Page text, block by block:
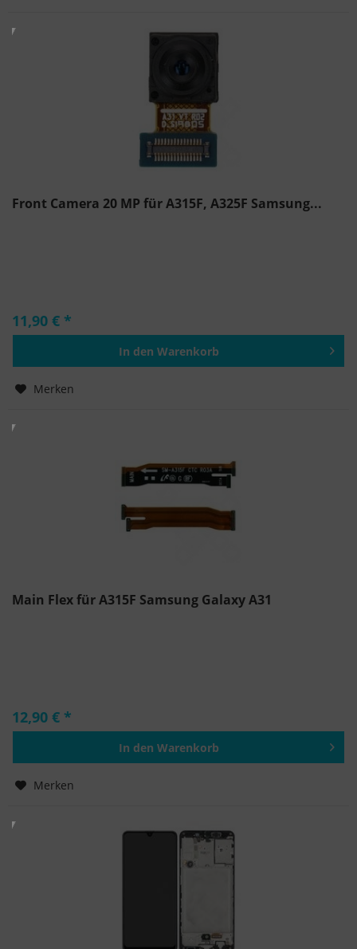
Front Camera 20 MP für A315F, A325F Samsung...
11,90 € *
In den Warenkorb
Merken
Main Flex für A315F Samsung Galaxy A31
12,90 € *
In den Warenkorb
Merken